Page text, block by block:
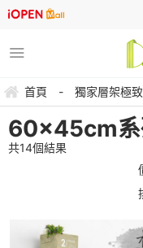
首頁 - 獨家層架極
60x45cm系
共14個結果